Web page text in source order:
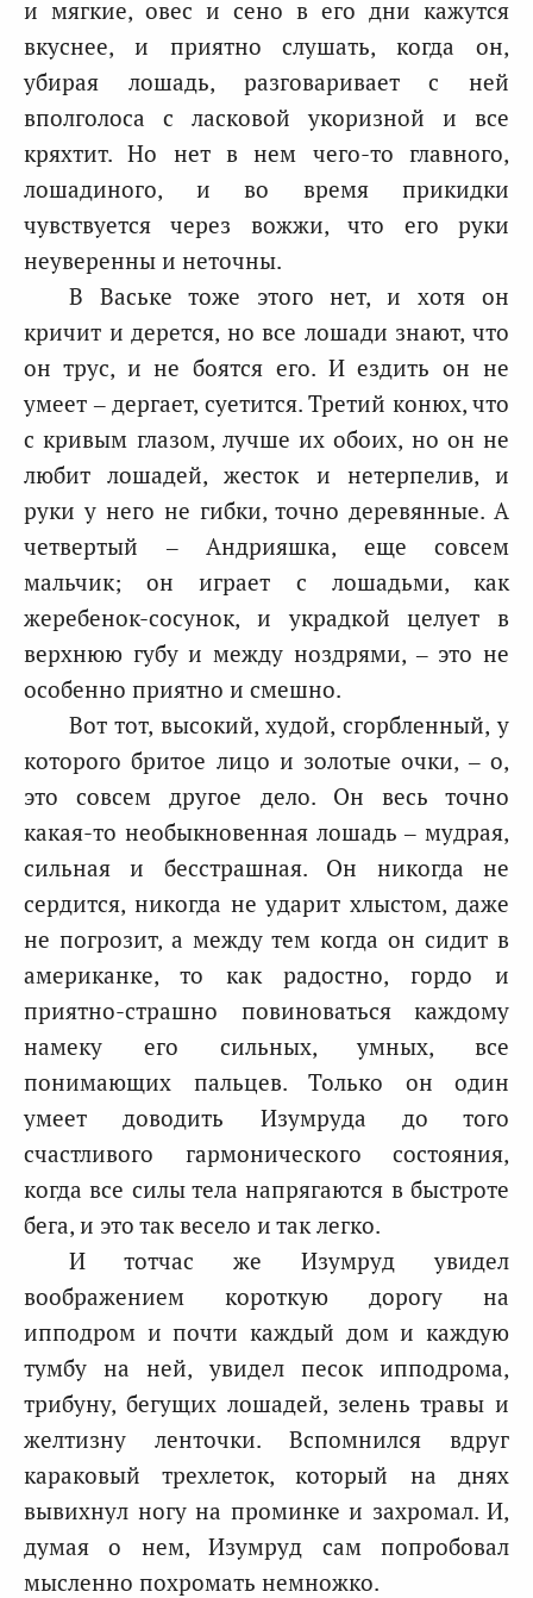
и мягкие, овес и сено в его дни кажутся
вкуснее, и приятно слушать, когда он,
убирая лошадь, разговаривает с ней
вполголоса с ласковой укоризной и все
кряхтит. Но нет в нем чего-то главного,
лошадиного, и во время прикидки
чувствуется через вожжи, что его руки
неуверенны и неточны.
В Ваське тоже этого нет, и хотя он
кричит и дерется, но все лошади знают, что
он трус, и не боятся его. И ездить он не
умеет – дергает, суетится. Третий конюх, что
с кривым глазом, лучше их обоих, но он не
любит лошадей, жесток и нетерпелив, и
руки у него не гибки, точно деревянные. А
четвертый – Андрияшка, еще совсем
мальчик; он играет с лошадьми, как
жеребенок-сосунок, и украдкой целует в
верхнюю губу и между ноздрями, – это не
особенно приятно и смешно.
Вот тот, высокий, худой, сгорбленный, у
которого бритое лицо и золотые очки, – о,
это совсем другое дело. Он весь точно
какая-то необыкновенная лошадь – мудрая,
сильная и бесстрашная. Он никогда не
сердится, никогда не ударит хлыстом, даже
не погрозит, а между тем когда он сидит в
американке, то как радостно, гордо и
приятно-страшно повиноваться каждому
намеку его сильных, умных, все
понимающих пальцев. Только он один
умеет доводить Изумруда до того
счастливого гармонического состояния,
когда все силы тела напрягаются в быстроте
бега, и это так весело и так легко.
И тотчас же Изумруд увидел
воображением короткую дорогу на
ипподром и почти каждый дом и каждую
тумбу на ней, увидел песок ипподрома,
трибуну, бегущих лошадей, зелень травы и
желтизну ленточки. Вспомнился вдруг
караковый трехлеток, который на днях
вывихнул ногу на проминке и захромал. И,
думая о нем, Изумруд сам попробовал
мысленно похромать немножко.